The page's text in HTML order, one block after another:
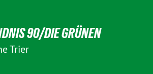
90/DIE GRÜNEN
Trier